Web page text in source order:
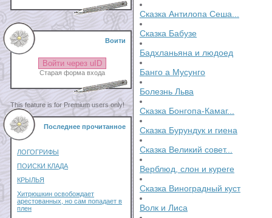
Воити
Войти через uID
Старая форма входа
This feature is for Premium users only!
Последнее прочитанное
ЛОГОГРИФЫ
ПОИСКИ КЛАДА
КРЫЛЬЯ
Хитрюшкин освобождает
арестованных, но сам попадает в
плен
Сказка Антилопа Сеша...
Сказка Бабузе
Бадхланьяна и людоед
Банго а Мусунго
Болезнь Льва
Сказка Бонгопа-Камаг...
Сказка Бурундук и гиена
Сказка Великий совет...
Верблюд, слон и куреге
Сказка Виноградный куст
Волк и Лиса